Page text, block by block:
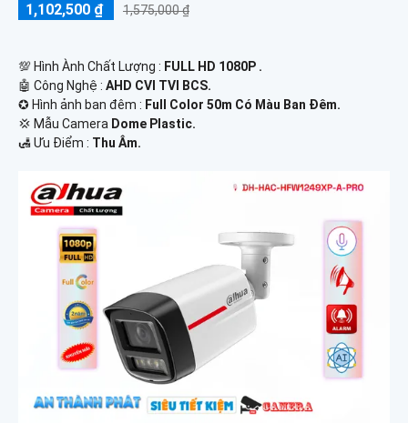
1,102,500 ₫ 1,575,000 ₫
💯 Hình Ành Chất Lượng : FULL HD 1080P .
🤖️ Công Nghệ : AHD CVI TVI BCS.
✪ Hình ảnh ban đêm : Full Color 50m Có Màu Ban Ðêm.
💢 Mẫu Camera Dome Plastic.
️🛃 Ưu Điểm : Thu Âm.